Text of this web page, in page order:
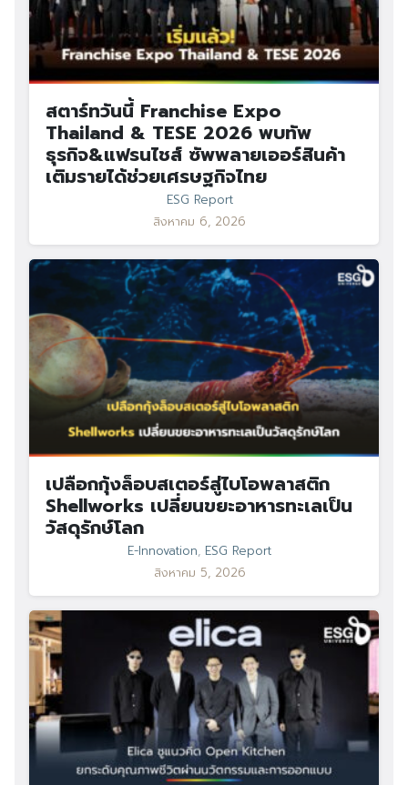
สตาร์ทวันนี้ Franchise Expo
Thailand & TESE 2026 พบทัพ
ธุรกิจ&แฟรนไชส์ ซัพพลายเออร์สินค้า
เติมรายได้ช่วยเศรษฐกิจไทย
ESG Report
สิงหาคม 6, 2026
เปลือกกุ้งล็อบสเตอร์สู่ไบโอพลาสติก
Shellworks เปลี่ยนขยะอาหารทะเลเป็น
วัสดุรักษ์โลก
E-Innovation, ESG Report
สิงหาคม 5, 2026